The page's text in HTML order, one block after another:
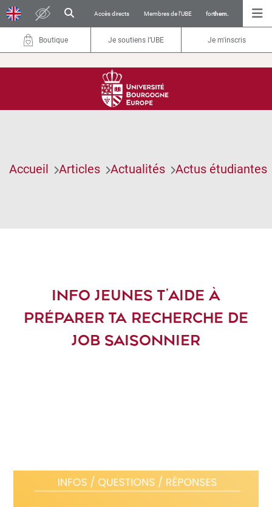
Accès directs Membres de l’UBE forthem.
Boutique Je soutiens l’UBE Je m'inscris
Accueil Articles Actualités Actus étudiantes
INFO JEUNES T’AIDE À
PRÉPARER TA RECHERCHE DE
JOB SAISONNIER